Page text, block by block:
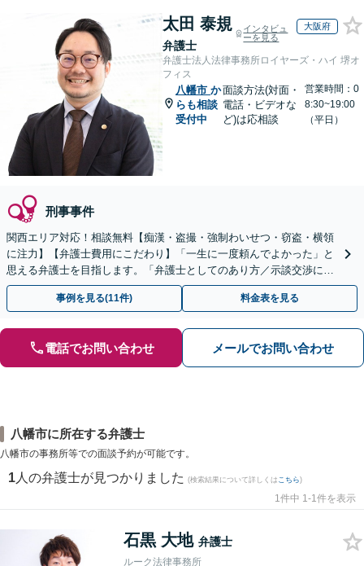
太田 泰規
弁護士
インタビュ
ーを見る
大阪府
弁護士法人法律事務所ロイヤーズ・ハイ 堺オ
フィス
八幡市 か
らも相談
受付中
面談方法(対面・
電話・ビデオな
ど)は応相談
営業時間：0
8:30~19:00
（平日）
刑事事件
関西エリア対応！相談無料【痴漢・盗撮・強制わいせつ・窃盗・横領
に注力】【弁護士費用にこだわり】「一生に一度頼んでよかった」と
思える弁護士を目指します。「弁護士としてのあり方／示談交渉に義
を」「弁護士費用にこだわる」依頼者に寄り添った金額設定
事例を見る(11件) 料金表を見る
電話でお問い合わせ メールでお問い合わせ
八幡市に所在する弁護士
八幡市の事務所等での面談予約が可能です。
1 人の弁護士が見つかりました (検索結果について詳しくは こちら)
1件中 1-1件を表示
石黒 大地 弁護士
ルーク法律事務所